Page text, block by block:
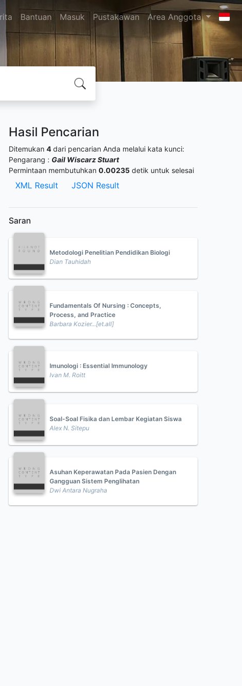
Bantuan Masuk Pustakawan Area Anggota
Hasil Pencarian
Ditemukan 4 dari pencarian Anda melalui kata kunci:
Pengarang : Gail Wiscarz Stuart
Permintaan membutuhkan 0.00235 detik untuk selesai
XML Result JSON Result
Saran
Metodologi Penelitian Pendidikan Biologi
Dian Tauhidah
Fundamentals Of Nursing : Concepts,
Process, and Practice
Barbara Kozier...[et.all]
Imunologi : Essential Immunology
Ivan M. Roitt
Soal-Soal Fisika dan Lembar Kegiatan Siswa
Alex N. Sitepu
Asuhan Keperawatan Pada Pasien Dengan
Gangguan Sistem Penglihatan
Dwi Antara Nugraha